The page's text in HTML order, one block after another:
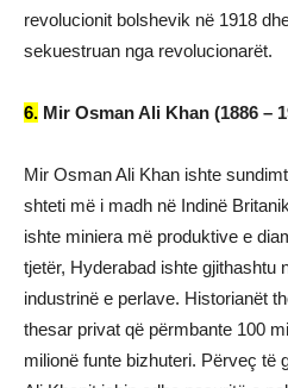
revolucionit bolshevik në 1918
sekuestruan nga revolucionarët.
6. Mir Osman Ali Khan (1886 –
Mir Osman Ali Khan ishte
shteti më i madh në Indinë
ishte miniera më produktive e
tjetër, Hyderabad ishte gjithashtu
industrinë e perlave. Historianët
thesar privat që përmbante 100
milionë funte bizhuteri. Përveç të